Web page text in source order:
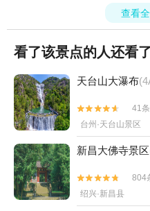
区+天台温泉山庄+神仙居莲
生动物园+仙居大江南牡丹园
+栖心谷+黄岩山景区+中国安
+临海安基山滑翔基地-已下线
谷景区+潘家小镇情人谷+温
桥观景+台州湾湿地公园+北
+玉环炮台滨海高空漂流+天
物园+后岭花开嬉栖谷+温岭
家湿地公园+绿城天台山雪乐
垟飞行营地+上栈头+台州府
区+浙江台州白鹤九龙山滑翔
湖（台州府城）+温岭田园
查看
看了该景点的人还看了
天台山大瀑布


41
台州·天台山景区
新昌大佛寺景区


804
绍兴·新昌县